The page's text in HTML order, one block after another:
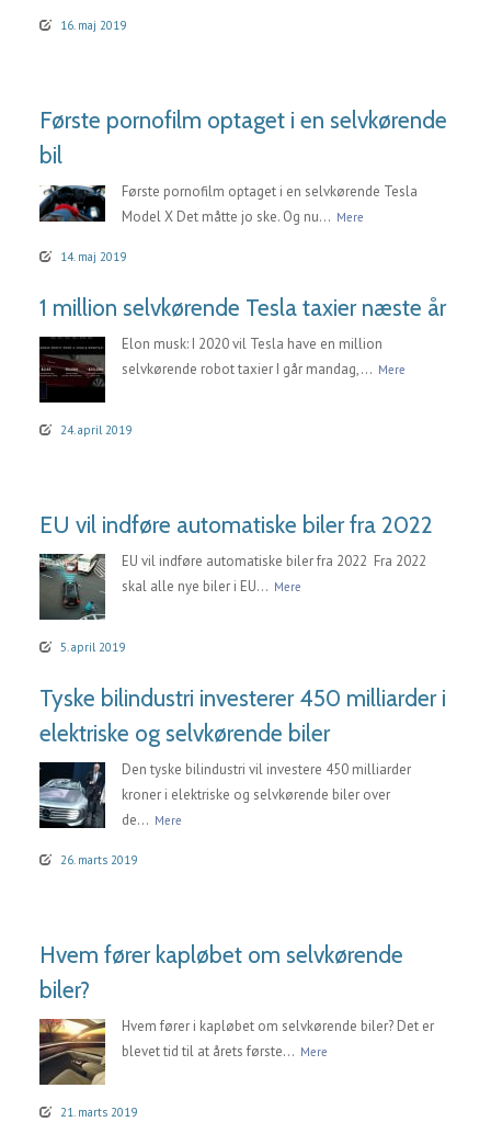
16. maj 2019
Første pornofilm optaget i en selvkørende
bil
Første pornofilm optaget i en selvkørende Tesla
Model X Det måtte jo ske. Og nu... Mere
14. maj 2019
1 million selvkørende Tesla taxier næste år
Elon musk: I 2020 vil Tesla have en million
selvkørende robot taxier I går mandag,... Mere
24. april 2019
EU vil indføre automatiske biler fra 2022
EU vil indføre automatiske biler fra 2022 Fra 2022
skal alle nye biler i EU... Mere
5. april 2019
Tyske bilindustri investerer 450 milliarder i
elektriske og selvkørende biler
Den tyske bilindustri vil investere 450 milliarder
kroner i elektriske og selvkørende biler over
de... Mere
26. marts 2019
Hvem fører kapløbet om selvkørende
biler?
Hvem fører i kapløbet om selvkørende biler? Det er
blevet tid til at årets første... Mere
21. marts 2019